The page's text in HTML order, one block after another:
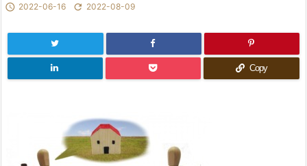
 2022-06-16  2022-08-09
Copy